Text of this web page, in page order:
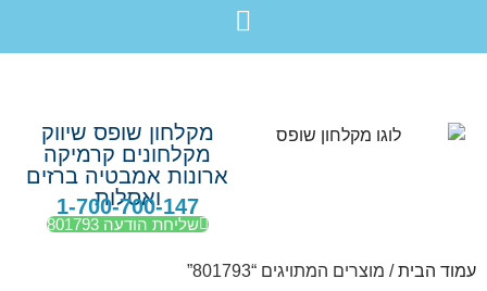
מקלחון שופס שיווק
מקלחונים קרמיקה
ארונות אמבטיה ברזים
ואסלות
1-700-700-147
שליחת הודעה 801793
עמוד הבית/ מוצרים המתויגים “801793”